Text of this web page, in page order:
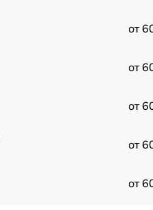
от
от
от
от
от